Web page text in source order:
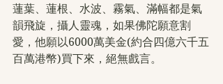
蓮葉、蓮根、水波、霧氣、滿幅都是氣
韻飛旋，攝人靈魂，如果佛陀願意割
愛，他願以6000萬美金(約合四億六千五
百萬港幣)買下來，絕無戲言。